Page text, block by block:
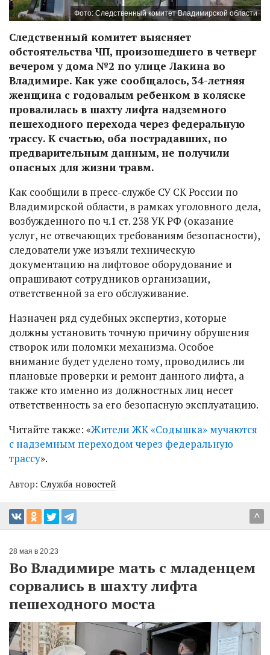
Фото: Следственный комитет Владимирской области
Следственный комитет выясняет
обстоятельства ЧП, произошедшего в четверг
вечером у дома №2 по улице Лакина во
Владимире. Как уже сообщалось, 34-летняя
женщина с годовалым ребенком в коляске
провалилась в шахту лифта надземного
пешеходного перехода через федеральную
трассу. К счастью, оба пострадавших, по
предварительным данным, не получили
опасных для жизни травм.
Как сообщили в пресс-службе СУ СК России по
Владимирской области, в рамках уголовного дела,
возбужденного по ч.1 ст. 238 УК РФ (оказание
услуг, не отвечающих требованиям безопасности),
следователи уже изъяли техническую
документацию на лифтовое оборудование и
опрашивают сотрудников организации,
ответственной за его обслуживание.
Назначен ряд судебных экспертиз, которые
должны установить точную причину обрушения
створок или поломки механизма. Особое
внимание будет уделено тому, проводились ли
плановые проверки и ремонт данного лифта, а
также кто именно из должностных лиц несет
ответственность за его безопасную эксплуатацию.
Читайте также: «Жители ЖК «Содышка» мучаются
с надземным переходом через федеральную
трассу».
Автор: Служба новостей
^
28 мая в 20:23
Во Владимире мать с младенцем
сорвались в шахту лифта
пешеходного моста